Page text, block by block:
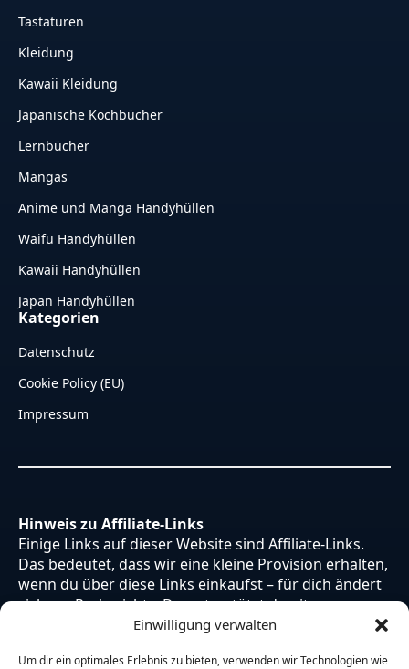
Einwilligung verwalten
Um dir ein optimales Erlebnis zu bieten, verwenden wir Technologien wie
Tastaturen
Kleidung
Kawaii Kleidung
Japanische Kochbücher
Lernbücher
Mangas
Anime und Manga Handyhüllen
Waifu Handyhüllen
Kawaii Handyhüllen
Japan Handyhüllen
Kategorien
Datenschutz
Cookie Policy (EU)
Impressum
Hinweis zu Affiliate-Links
Einige Links auf dieser Website sind Affiliate-Links.
Das bedeutet, dass wir eine kleine Provision erhalten,
wenn du über diese Links einkaufst – für dich ändert
sich am Preis nichts. Du unterstützt damit unsere
Arbeit. Vielen Dank dafür!